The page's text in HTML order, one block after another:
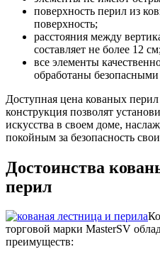
поверхность перил из
поверхность;
расстояния между
составляет не более 12 см;
все элементы
обработаны
Доступная цена кованых
конструкция позволят
искусства в своем доме,
покойным за безопасность
Достоинства
перил
торговой марки MasterSV
преимуществ: